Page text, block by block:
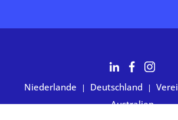
Niederlande | Deutschland |
Australien